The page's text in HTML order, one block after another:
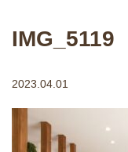
IMG_5119
2023.04.01